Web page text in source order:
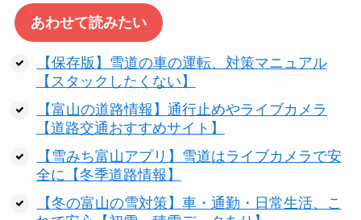
あわせて読みたい
【保存版】雪道の車の運転、対策マニュアル
【スタックしたくない】
【富山の道路情報】通行止めやライブカメラ
【道路交通おすすめサイト】
【雪みち富山アプリ】雪道はライブカメラで安
全に【冬季道路情報】
【冬の富山の雪対策】車・通勤・日常生活、こ